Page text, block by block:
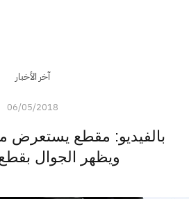
آخر الأخبار
06/05/2018
ويظهر الجوال